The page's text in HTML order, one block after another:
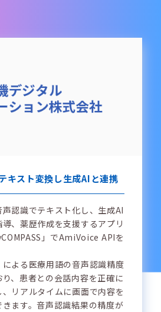
キスト変換し生成AIと連携
認識でテキスト化し、生成AI
、薬歴作成を支援するアプリ
」でAmiVoice APIを
による医療用語の音声認識精度
、患者との会話内容を正確に
リアルタイムに画面で内容を
ます。音声認識結果の精度が